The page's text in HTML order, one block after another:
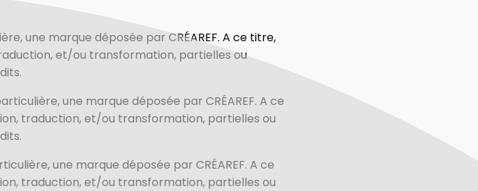
une marque déposée par CRÉAREF. A ce titre,
et/ou transformation, partielles ou
une marque déposée par CRÉAREF. A ce
traduction, et/ou transformation, partielles ou
une marque déposée par CRÉAREF. A ce
traduction, et/ou transformation, partielles ou